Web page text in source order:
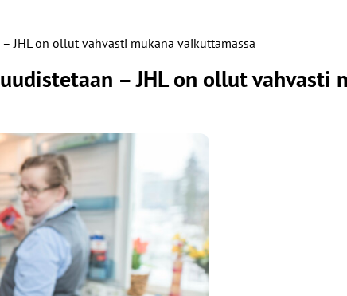
JHL on ollut vahvasti mukana vaikuttamassa
– JHL on ollut vahvasti